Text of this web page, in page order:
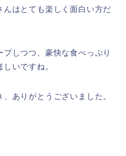
んはとても楽しく面白い方だ
しつつ、豪快な食べっぷり
いですね。
ありがとうございました。